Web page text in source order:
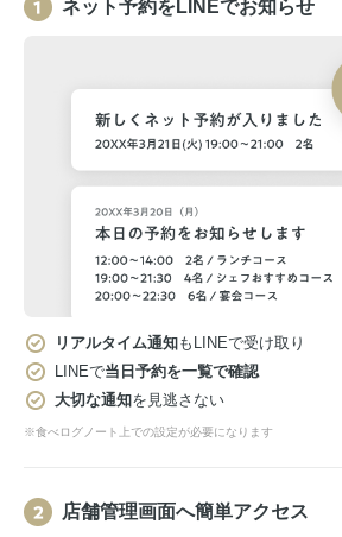
ネット予約をLINEでお知らせ
リアルタイム通知もLINEで受け取り
LINEで当日予約を一覧で確認
大切な通知を見逃さない
※食べログノート上での設定が必要になります
店舗管理画面へ簡単アクセス